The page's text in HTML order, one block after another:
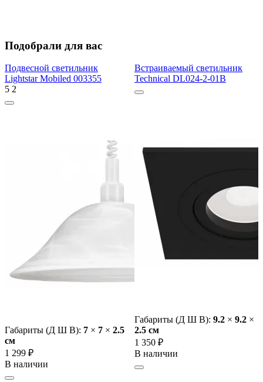
Подобрали для вас
Подвесной светильник
Lightstar Mobiled 003355
5 2
Габариты (Д Ш В): 7 × 7 × 2.5
cм
1 299 ₽
В наличии
Встраиваемый светильник
Technical DL024-2-01B
Габариты (Д Ш В): 9.2 × 9.2 ×
2.5 cм
1 350 ₽
В наличии